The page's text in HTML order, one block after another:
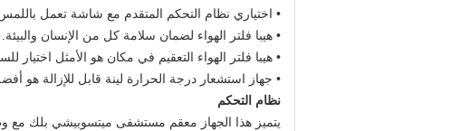
• اختياري نظام التحكم المتقدم مع شاشة تعمل
• هيبا فلتر الهواء لضمان سلامة كل من الإنسان والبيئة.
• هيبا فلتر الهواء التعقيم في مكان هو الأمثل اختيار
• جهاز استشعار درجة الحرارة لينة قابل للإزالة هو
نظام التحكم
يتميز هذا الجهاز معقم مستشفى ميتسوبيشي بلك مع